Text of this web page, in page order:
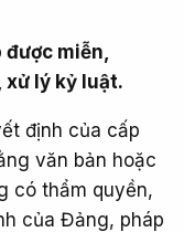
miễn,
xử lý kỷ luật.
định của cấp
văn bản hoặc
có thẩm quyền,
của Đảng, pháp